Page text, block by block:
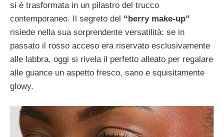
si è trasformata in un pilastro del trucco
contemporaneo. Il segreto del “berry make-up”
risiede nella sua sorprendente versatilità: se in
passato il rosso acceso era riservato esclusivamente
alle labbra, oggi si rivela il perfetto alleato per regalare
alle guance un aspetto fresco, sano e squisitamente
glowy.